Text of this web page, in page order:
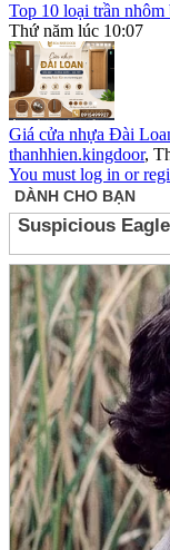
Top 10 loại trần nhôm
Thứ năm lúc 10:07
Giá cửa nhựa Đài
thanhhien.kingdoor,
You must log in or